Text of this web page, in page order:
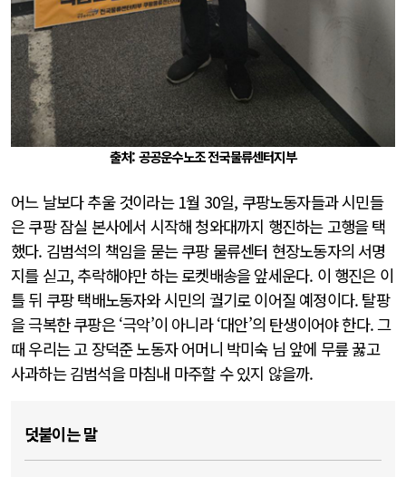
출처: 공공운수노조 전국물류센터지부
어느 날보다 추울 것이라는 1월 30일, 쿠팡노동자들과 시민들
은 쿠팡 잠실 본사에서 시작해 청와대까지 행진하는 고행을 택
했다. 김범석의 책임을 묻는 쿠팡 물류센터 현장노동자의 서명
지를 싣고, 추락해야만 하는 로켓배송을 앞세운다. 이 행진은 이
틀 뒤 쿠팡 택배노동자와 시민의 궐기로 이어질 예정이다. 탈팡
을 극복한 쿠팡은 ‘극악’이 아니라 ‘대안’의 탄생이어야 한다. 그
때 우리는 고 장덕준 노동자 어머니 박미숙 님 앞에 무릎 꿇고
사과하는 김범석을 마침내 마주할 수 있지 않을까.
덧붙이는 말